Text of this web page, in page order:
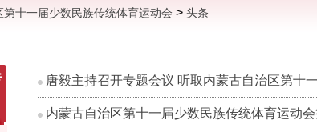
第十一届少数民族传统体育运动会 > 头条
唐毅主持召开专题会议 听取内蒙古自治区第十一
内蒙古自治区第十一届少数民族传统体育运动